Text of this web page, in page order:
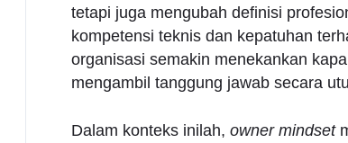
tetapi juga mengubah definisi
kompetensi teknis dan kepatuhan
organisasi semakin menekankan
mengambil tanggung jawab secara
Dalam konteks inilah, owner mindset